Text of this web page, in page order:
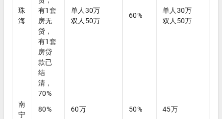
珠
海
有1套
房无
贷，
有1套
房贷
款已
结
清，
70%
单人30万
双人50万
60%
单人30万
双人50万
南
宁
80% 60万 50% 45万